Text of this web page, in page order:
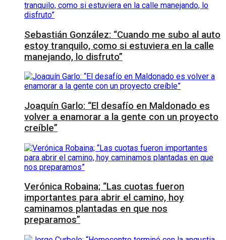
Sebastián González: “Cuando me subo al auto
estoy tranquilo, como si estuviera en la calle
manejando, lo disfruto”
Joaquín Garlo: “El desafío en Maldonado es
volver a enamorar a la gente con un proyecto
creíble”
Verónica Robaina; “Las cuotas fueron
importantes para abrir el camino, hoy
caminamos plantadas en que nos
preparamos”